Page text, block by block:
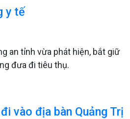
y tế
an tỉnh vừa phát hiện, bắt giữ
đưa đi tiêu thụ.
vào địa bàn Quảng Trị